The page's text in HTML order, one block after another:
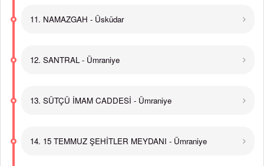
11. NAMAZGAH - Üsküdar
12. SANTRAL - Ümraniye
13. SÜTÇÜ İMAM CADDESİ - Ümraniye
14. 15 TEMMUZ ŞEHİTLER MEYDANI - Ümraniye